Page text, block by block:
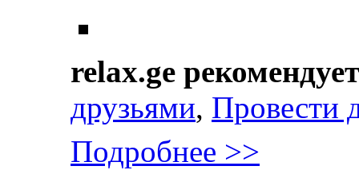
relax.ge рекомендует
друзьями, Провести
Подробнее >>